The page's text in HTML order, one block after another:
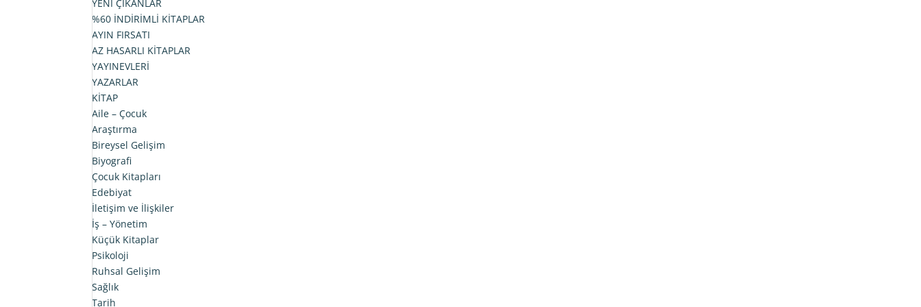
343,00₺.
YENİ ÇIKANLAR
%60 İNDİRİMLİ KİTAPLAR
AYIN FIRSATI
AZ HASARLI KİTAPLAR
YAYINEVLERİ
YAZARLAR
KİTAP
Aile – Çocuk
Araştırma
Bireysel Gelişim
Biyografi
Çocuk Kitapları
Edebiyat
İletişim ve İlişkiler
İş – Yönetim
Küçük Kitaplar
Psikoloji
Ruhsal Gelişim
Sağlık
Tarih